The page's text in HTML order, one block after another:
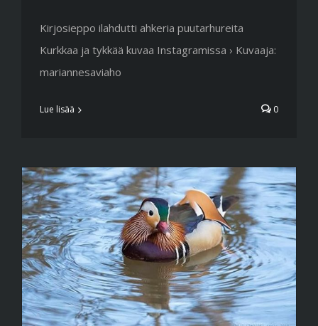
Kirjosieppo ilahdutti ahkeria puutarhureita
Kurkkaa ja tykkää kuvaa Instagramissa › Kuvaaja:
mariannesaviaho
Lue lisää 0